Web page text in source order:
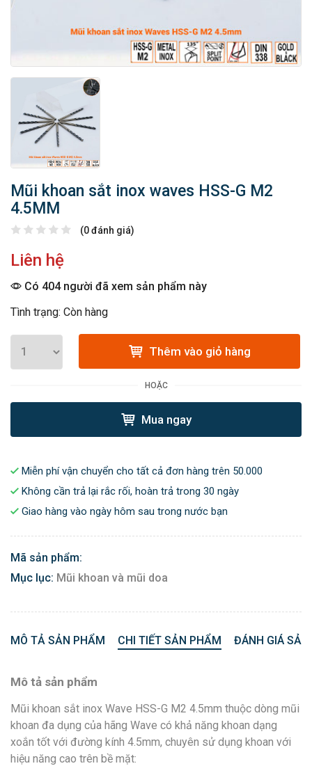
Mũi khoan sắt inox waves HSS-G M2
4.5MM
(0 đánh giá)
Liên hệ
Có 404 người đã xem sản phẩm này
Tình trạng: Còn hàng
Thêm vào giỏ hàng
HOẶC
Mua ngay
Miễn phí vận chuyển cho tất cả đơn hàng trên 50.000
Không cần trả lại rắc rối, hoàn trả trong 30 ngày
Giao hàng vào ngày hôm sau trong nước bạn
Mã sản phẩm:
Mục lục: Mũi khoan và mũi doa
MÔ TẢ SẢN PHẨM CHI TIẾT SẢN PHẨM ĐÁNH GIÁ
Mô tả sản phẩm
Mũi khoan sắt inox Wave HSS-G M2 4.5mm thuộc dòng mũi
khoan đa dụng của hãng Wave có khả năng khoan dạng
xoắn tốt với đường kính 4.5mm, chuyên sử dụng khoan với
hiệu năng cao trên bề mặt: